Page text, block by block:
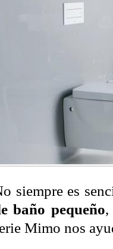
siempre es
baño pequeño,
Mimo nos